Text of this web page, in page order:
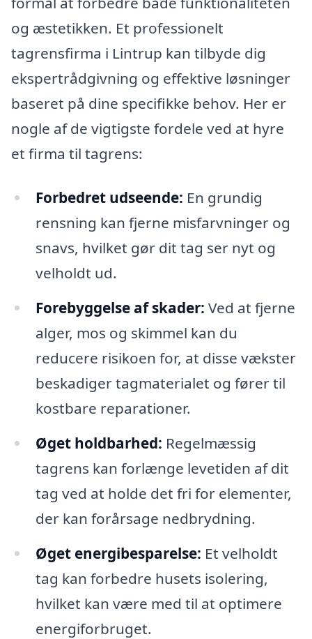
og æstetikken. Et professionelt
tagrensfirma i Lintrup kan tilbyde dig
ekspertrådgivning og effektive løsninger
baseret på dine specifikke behov. Her er
nogle af de vigtigste fordele ved at hyre
et firma til tagrens:
Forbedret udseende: En grundig
rensning kan fjerne misfarvninger og
snavs, hvilket gør dit tag ser nyt og
velholdt ud.
Forebyggelse af skader: Ved at fjerne
alger, mos og skimmel kan du
reducere risikoen for, at disse vækster
beskadiger tagmaterialet og fører til
kostbare reparationer.
Øget holdbarhed: Regelmæssig
tagrens kan forlænge levetiden af dit
tag ved at holde det fri for elementer,
der kan forårsage nedbrydning.
Øget energibesparelse: Et velholdt
tag kan forbedre husets isolering,
hvilket kan være med til at optimere
energiforbruget.